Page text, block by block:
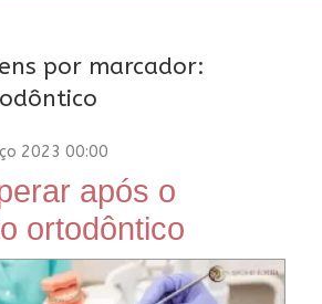
por marcador:
2023 00:00
após o
ortodôntico